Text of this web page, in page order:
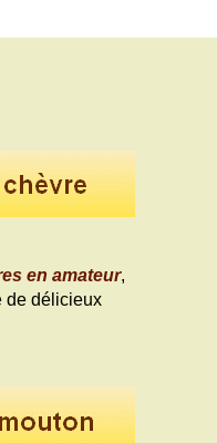
en amateur,
de délicieux